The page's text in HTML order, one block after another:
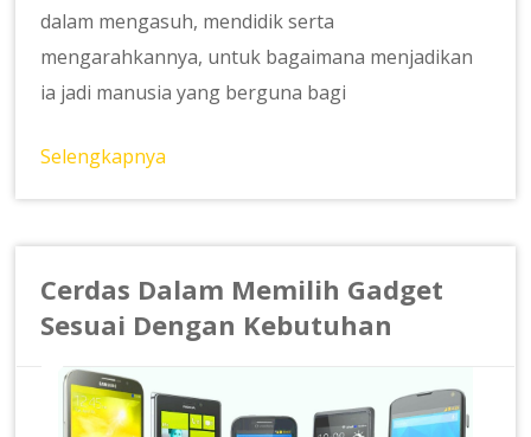
dalam mengasuh, mendidik serta
mengarahkannya, untuk bagaimana menjadikan
ia jadi manusia yang berguna bagi
Selengkapnya
Cerdas Dalam Memilih Gadget
Sesuai Dengan Kebutuhan